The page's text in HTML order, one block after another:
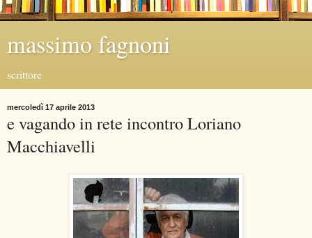
massimo fagnoni
scrittore
mercoledì 17 aprile 2013
e vagando in rete incontro Loriano
Macchiavelli